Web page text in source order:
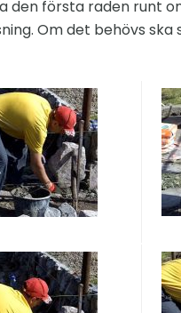
den första raden runt
Om det behövs